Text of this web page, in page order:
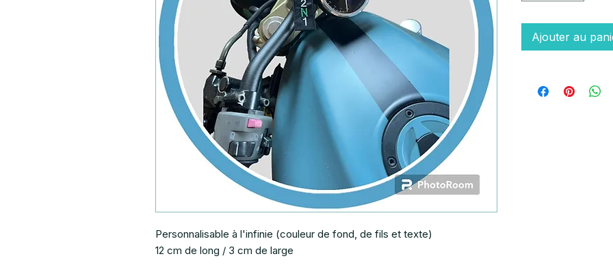
Personnalisable à l'infinie (couleur de fond, de fils et texte)
12 cm de long / 3 cm de large
Ajouter au